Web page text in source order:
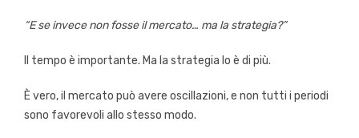
“E se invece non fosse il mercato… ma la strategia?”
Il tempo è importante. Ma la strategia lo è di più.
È vero, il mercato può avere oscillazioni, e non tutti i periodi
sono favorevoli allo stesso modo.